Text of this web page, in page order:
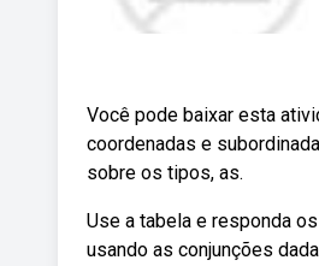
Você pode baixar esta
coordenadas e
sobre os tipos, as.
Use a tabela e responda
usando as conjunções